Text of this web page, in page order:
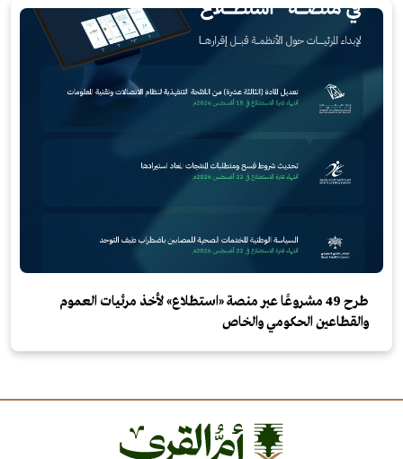
طرح 49 مشروعًا عبر منصة «استطلاع» لأخذ مرئيات العموم
والقطاعين الحكومي والخاص